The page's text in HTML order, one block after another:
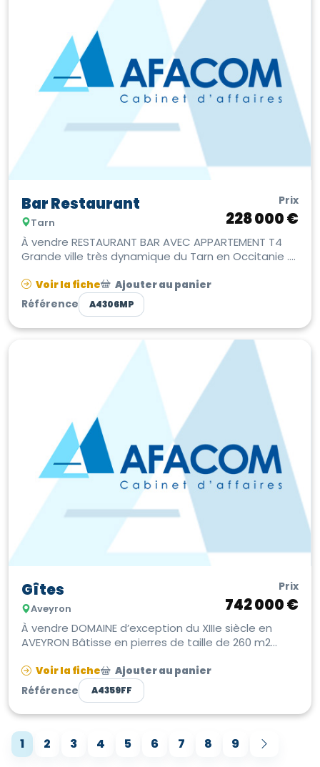
Bar Restaurant
Tarn
Prix
228 000 €
À vendre RESTAURANT BAR AVEC APPARTEMENT T4
Grande ville très dynamique du Tarn en Occitanie .
Voir la fiche Ajouter au panier
Référence A4306MP
Gîtes
Aveyron
Prix
742 000 €
À vendre DOMAINE d’exception du XIIIe siècle en
AVEYRON Bâtisse en pierres de taille de 260 m2
Voir la fiche Ajouter au panier
Référence A4359FF
1 2 3 4 5 6 7 8 9